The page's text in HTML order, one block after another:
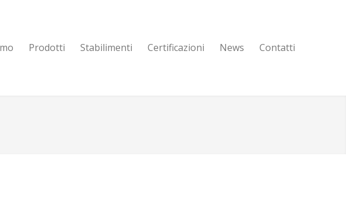
Prodotti Stabilimenti Certificazioni News Contatti